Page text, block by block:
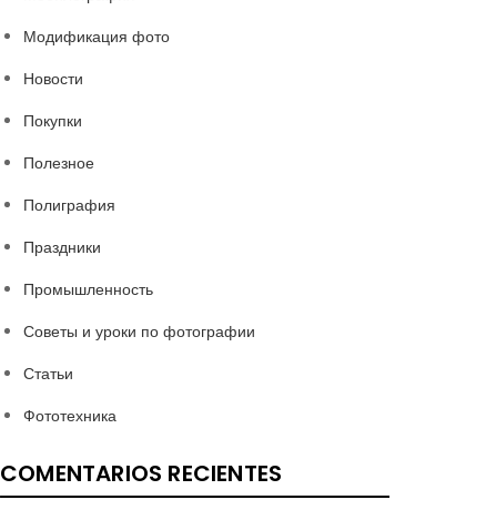
Модификация фото
Новости
Покупки
Полезное
Полиграфия
Праздники
Промышленность
Советы и уроки по фотографии
Статьи
Фототехника
COMENTARIOS RECIENTES